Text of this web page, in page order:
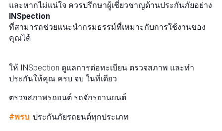
และหากไม่แน่ใจ ควรปรึกษาผู้เชี่ยวชาญด้านประกันภัยอย่าง
INSpection
ที่สามารถช่วยแนะนำกรมธรรม์ที่เหมาะกับการใช้งานของ
คุณได้
ให้ INSpection ดูแลการต่อทะเบียน ตรวจสภาพ และทำ
ประกันให้คุณ ครบ จบ ในที่เดียว
ตรวจสภาพรถยนต์ รถจักรยานยนต์
#พรบ. ประกันภัยรถยนต์ทุกประเภท